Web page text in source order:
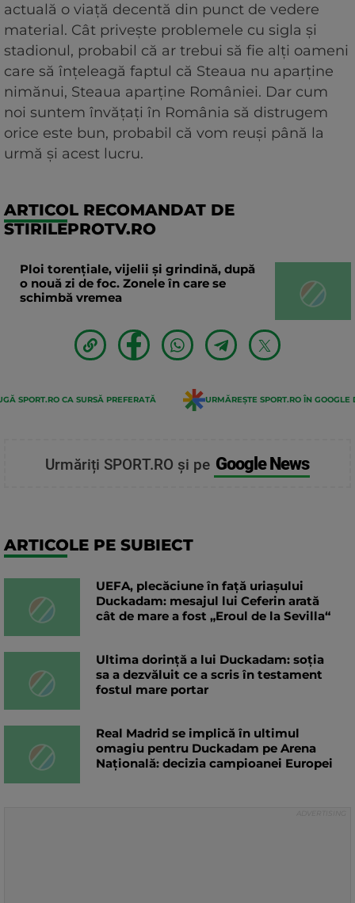
actuală o viaţă decentă din punct de vedere
material. Cât priveşte problemele cu sigla şi
stadionul, probabil că ar trebui să fie alţi oameni
care să înţeleagă faptul că Steaua nu aparţine
nimănui, Steaua aparţine României. Dar cum
noi suntem învăţaţi în România să distrugem
orice este bun, probabil că vom reuşi până la
urmă şi acest lucru.
ARTICOL RECOMANDAT DE
STIRILEPROTV.RO
Ploi torențiale, vijelii și grindină, după
o nouă zi de foc. Zonele în care se
schimbă vremea
SPORT.RO CA SURSĂ PREFERATĂ URMĂREȘTE SPORT.RO ÎN GOOGLE
Urmăriți SPORT.RO și pe Google News
ARTICOLE PE SUBIECT
UEFA, plecăciune în față uriașului
Duckadam: mesajul lui Ceferin arată
cât de mare a fost „Eroul de la Sevilla“
Ultima dorință a lui Duckadam: soția
sa a dezvăluit ce a scris în testament
fostul mare portar
Real Madrid se implică în ultimul
omagiu pentru Duckadam pe Arena
Națională: decizia campioanei Europei